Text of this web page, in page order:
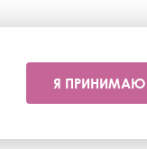
Я ПРИНИМАЮ